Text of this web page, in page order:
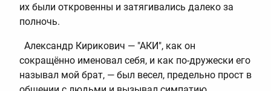
их были откровенны и затягивались далеко за
полночь.
Александр Кирикович — "АКИ", как он
сокращённо именовал себя, и как по-дружески его
называл мой брат, — был весел, предельно прост в